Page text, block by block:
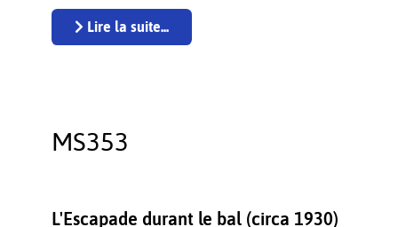
Lire la suite...
MS353
L'Escapade durant le bal (circa 1930)